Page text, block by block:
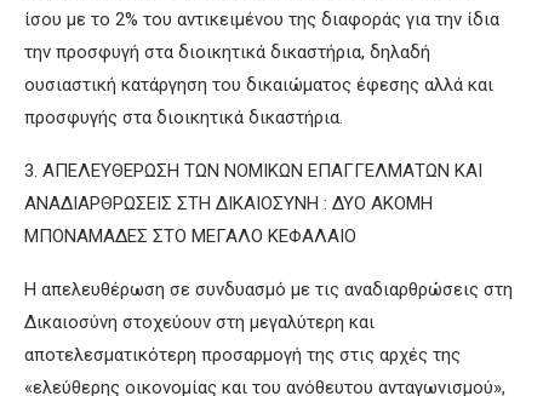
ίσου με το 2% του αντικειμένου της διαφοράς για την ίδια
την προσφυγή στα διοικητικά δικαστήρια, δηλαδή
ουσιαστική κατάργηση του δικαιώματος έφεσης αλλά και
προσφυγής στα διοικητικά δικαστήρια.
3. ΑΠΕΛΕΥΘΕΡΩΣΗ ΤΩΝ ΝΟΜΙΚΩΝ ΕΠΑΓΓΕΛΜΑΤΩΝ ΚΑΙ
ΑΝΑΔΙΑΡΘΡΩΣΕΙΣ ΣΤΗ ΔΙΚΑΙΟΣΥΝΗ : ΔΥΟ ΑΚΟΜΗ
ΜΠΟΝΑΜΑΔΕΣ ΣΤΟ ΜΕΓΑΛΟ ΚΕΦΑΛΑΙΟ
Η απελευθέρωση σε συνδυασμό με τις αναδιαρθρώσεις στη
Δικαιοσύνη στοχεύουν στη μεγαλύτερη και
αποτελεσματικότερη προσαρμογή της στις αρχές της
«ελεύθερης οικονομίας και του ανόθευτου ανταγωνισμού»,